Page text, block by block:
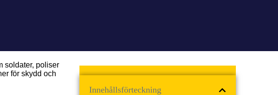
soldater, poliser
för skydd och
Innehållsförteckning